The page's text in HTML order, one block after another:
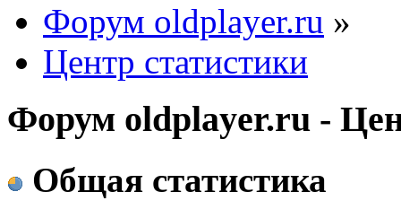
Форум oldplayer.ru »
Центр статистики
Форум oldplayer.ru -
Общая статистика